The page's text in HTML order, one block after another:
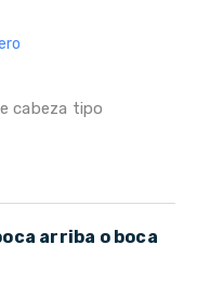
cabeza tipo
arriba o boca